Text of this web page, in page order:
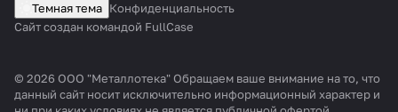
Темная тема Конфиденциальность
Сайт создан командой FullCase
© 2026 ООО "Металлотека" Обращаем ваше внимание на то, что
данный сайт носит исключительно информационный характер и